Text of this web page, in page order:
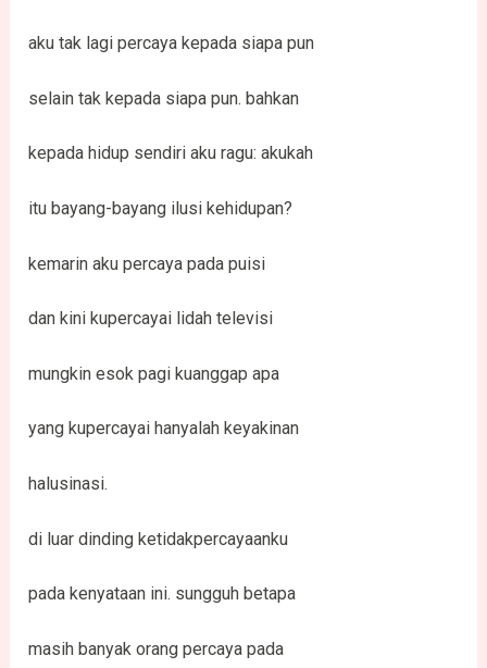
aku tak lagi percaya kepada siapa pun
selain tak kepada siapa pun. bahkan
kepada hidup sendiri aku ragu: akukah
itu bayang-bayang ilusi kehidupan?
kemarin aku percaya pada puisi
dan kini kupercayai lidah televisi
mungkin esok pagi kuanggap apa
yang kupercayai hanyalah keyakinan
halusinasi.
di luar dinding ketidakpercayaanku
pada kenyataan ini. sungguh betapa
masih banyak orang percaya pada